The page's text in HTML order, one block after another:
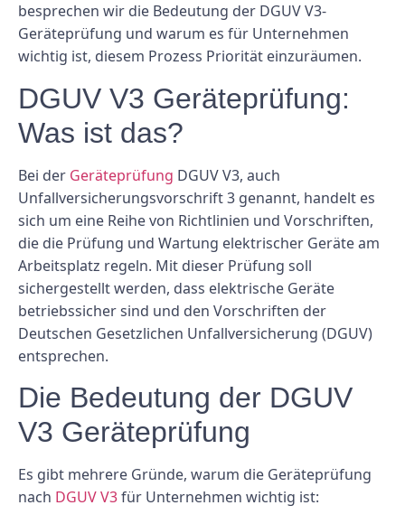
besprechen wir die Bedeutung der DGUV V3-
Geräteprüfung und warum es für Unternehmen
wichtig ist, diesem Prozess Priorität einzuräumen.
DGUV V3 Geräteprüfung:
Was ist das?
Bei der Geräteprüfung DGUV V3, auch
Unfallversicherungsvorschrift 3 genannt, handelt es
sich um eine Reihe von Richtlinien und Vorschriften,
die die Prüfung und Wartung elektrischer Geräte am
Arbeitsplatz regeln. Mit dieser Prüfung soll
sichergestellt werden, dass elektrische Geräte
betriebssicher sind und den Vorschriften der
Deutschen Gesetzlichen Unfallversicherung (DGUV)
entsprechen.
Die Bedeutung der DGUV
V3 Geräteprüfung
Es gibt mehrere Gründe, warum die Geräteprüfung
nach DGUV V3für Unternehmen wichtig ist: